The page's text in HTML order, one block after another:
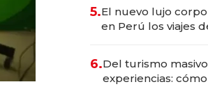
5.El nuevo lujo
en Perú los viajes
6.Del turismo
experiencias: